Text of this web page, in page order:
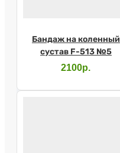
Бандаж на коленный
сустав F-513 №5
2100р.